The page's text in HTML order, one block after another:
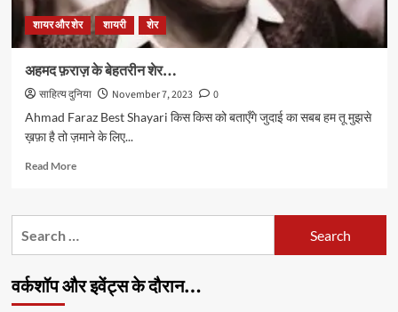
शायर और शेर शायरी शेर
अहमद फ़राज़ के बेहतरीन शेर…
साहित्य दुनिया November 7, 2023
0
Ahmad Faraz Best Shayari किस किस को बताएँगे जुदाई का सबब हम तू मुझसे
ख़फ़ा है तो ज़माने के लिए...
Read MoreRead
अहमद
शेर…
वर्कशॉप और इवेंट्स के दौरान…